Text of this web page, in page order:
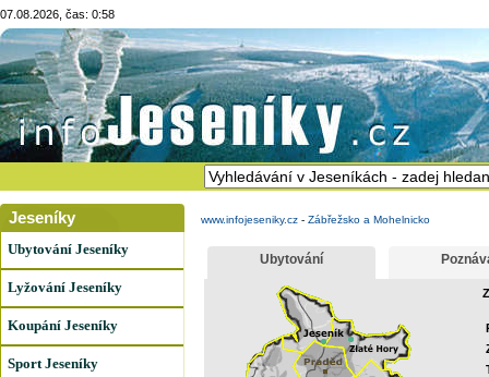
07.08.2026, čas: 0:58
Jeseníky
Ubytování Jeseníky
Lyžování Jeseníky
Koupání Jeseníky
Sport Jeseníky
www.infojeseniky.cz - Zábřežsko a Mohelnicko
Ubytování